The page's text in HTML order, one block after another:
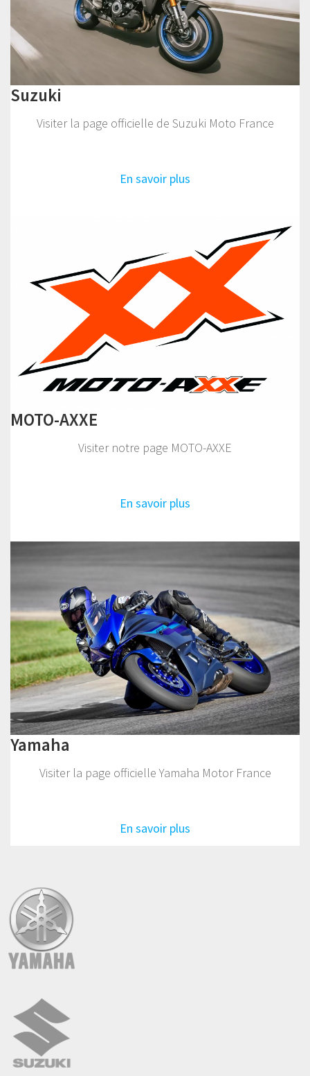
Suzuki
Visiter la page officielle de Suzuki Moto France
En savoir plus
MOTO-AXXE
Visiter notre page MOTO-AXXE
En savoir plus
Yamaha
Visiter la page officielle Yamaha Motor France
En savoir plus